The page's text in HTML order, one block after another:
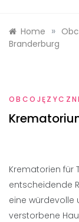
Home »
Branderburg
Krematorien für
entscheidende
eine würdevolle
verstorbene